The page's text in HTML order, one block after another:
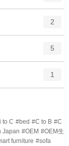
2
5
1
to C #bed #C to B #C
Japan #OEM #OEM生
furniture #sofa